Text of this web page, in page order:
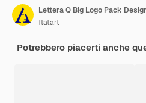
flatart
Potrebbero piacerti anche